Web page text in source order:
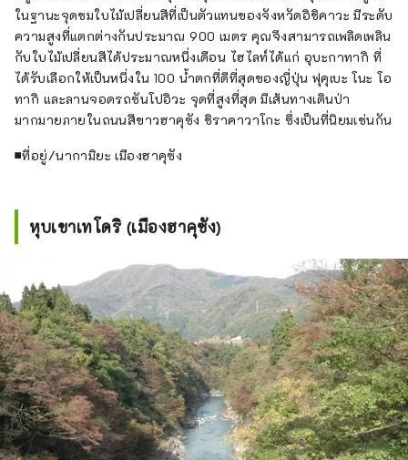
ในฐานะจุดชมใบไม้เปลี่ยนสีที่เป็นตัวแทนของจังหวัดอิชิคาวะ มีระดับ
ความสูงที่แตกต่างกันประมาณ 900 เมตร คุณจึงสามารถเพลิดเพลิน
กับใบไม้เปลี่ยนสีได้ประมาณหนึ่งเดือน ไฮไลท์ได้แก่ อุบะกาทากิ ที่
ได้รับเลือกให้เป็นหนึ่งใน 100 น้ำตกที่ดีที่สุดของญี่ปุ่น ฟุคุเบะ โนะ โอ
ทากิ และลานจอดรถซันโปอิวะ จุดที่สูงที่สุด มีเส้นทางเดินป่า
มากมายภายในถนนสีขาวฮาคุซัง ชิราคาวาโกะ ซึ่งเป็นที่นิยมเช่นกัน
■ที่อยู่/นากามิยะ เมืองฮาคุซัง
หุบเขาเทโดริ (เมืองฮาคุซัง)